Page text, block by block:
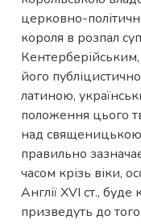
церковно-
короля в розпал
його
латиною,
положення цього
над
правильно
часом крізь віки,
Англії XVI ст., буде
призведуть до